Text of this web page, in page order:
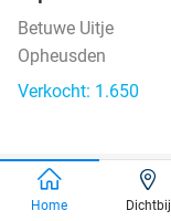
Betuwe Uitje
Opheusden
Verkocht: 1.650
2-
Home Dichtbij